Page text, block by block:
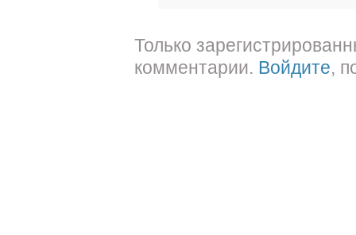
Только
комментарии. Войдите,